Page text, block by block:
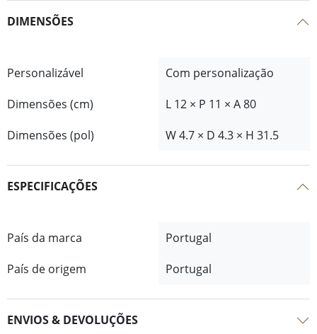
DIMENSÕES
Personalizável
Com personalização
Dimensões (cm)
L 12 × P 11 × A 80
Dimensões (pol)
W 4.7 × D 4.3 × H 31.5
ESPECIFICAÇÕES
País da marca
Portugal
País de origem
Portugal
ENVIOS & DEVOLUÇÕES